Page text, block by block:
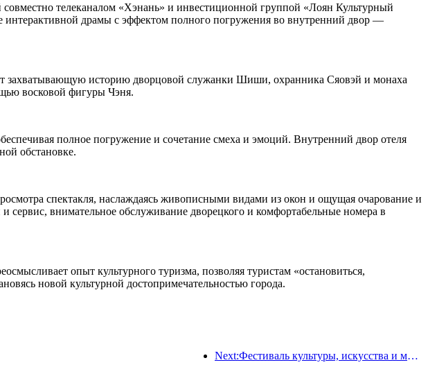
телеканалом «Хэнань» и инвестиционной группой «Лоян Культурный
интерактивной драмы с эффектом полного погружения во внутренний двор —
захватывающую историю дворцовой служанки Шиши, охранника Сяовэй и монаха
восковой фигуры Чэня.
полное погружение и сочетание смеха и эмоций. Внутренний двор отеля
обстановке.
спектакля, наслаждаясь живописными видами из окон и ощущая очарование и
сервис, внимательное обслуживание дворецкого и комфортабельные номера в
опыт культурного туризма, позволяя туристам «остановиться,
новой культурной достопримечательностью города.
Next:Фестиваль культуры, искусства и международного туризма провинции Цзяннань откроется 25 апреля.